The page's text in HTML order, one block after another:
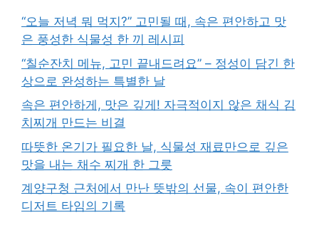
“오늘 저녁 뭐 먹지?” 고민될 때, 속은 편안하고 맛
은 풍성한 식물성 한 끼 레시피
“칠순잔치 메뉴, 고민 끝내드려요” – 정성이 담긴 한
상으로 완성하는 특별한 날
속은 편안하게, 맛은 깊게! 자극적이지 않은 채식 김
치찌개 만드는 비결
따뜻한 온기가 필요한 날, 식물성 재료만으로 깊은
맛을 내는 채수 찌개 한 그릇
계양구청 근처에서 만난 뜻밖의 선물, 속이 편안한
디저트 타임의 기록